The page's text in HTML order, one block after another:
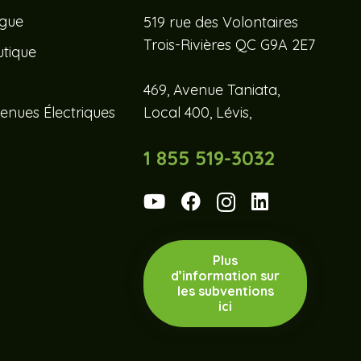
Électriques
519 rue des Volontaires
Trois-Rivières QC G9A 2E7
469, Avenue Taniata,
Local 400, Lévis,
1 855 519-3032
Plus
d’information sur
les subventions
ici